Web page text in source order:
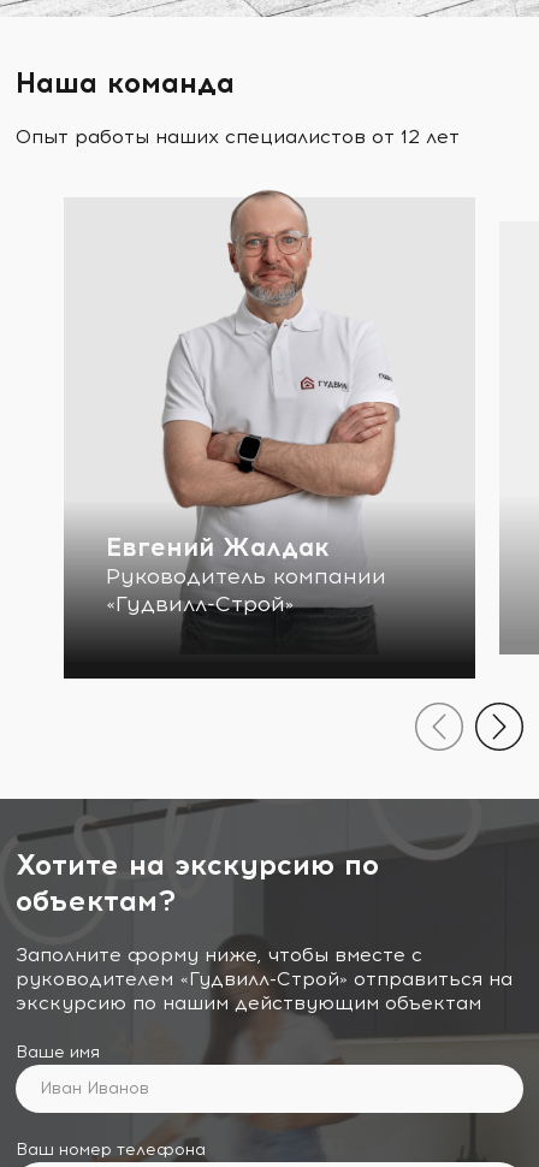
Наша команда
Опыт работы наших специалистов от 12 лет
Евгений Жалдак
Руководитель компании
«Гудвилл-Строй»
Хотите на экскурсию по
объектам?
Заполните форму ниже, чтобы вместе с
руководителем «Гудвилл-Строй» отправиться на
экскурсию по нашим действующим объектам
Ваше имя
Ваш номер телефона